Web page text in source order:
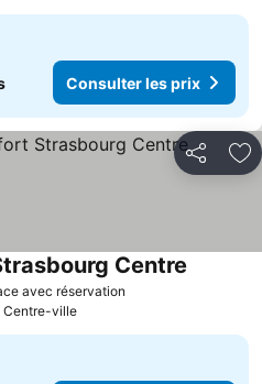
Consulter les prix
Partager
avec réservation
Centre
Centre-ville